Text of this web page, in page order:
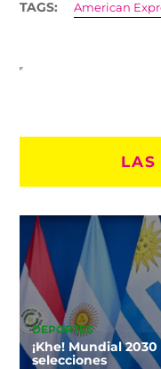
TAGS: American
DEPORTES
¡Khe! Mundial
selecciones